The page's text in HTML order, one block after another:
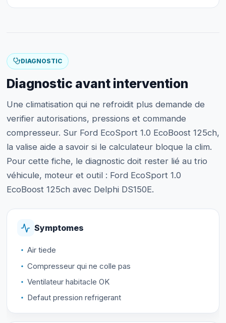
DIAGNOSTIC
Diagnostic avant intervention
Une climatisation qui ne refroidit plus demande de
verifier autorisations, pressions et commande
compresseur. Sur Ford EcoSport 1.0 EcoBoost 125ch,
la valise aide a savoir si le calculateur bloque la clim.
Pour cette fiche, le diagnostic doit rester lié au trio
véhicule, moteur et outil : Ford EcoSport 1.0
EcoBoost 125ch avec Delphi DS150E.
Symptomes
Air tiede
Compresseur qui ne colle pas
Ventilateur habitacle OK
Defaut pression refrigerant